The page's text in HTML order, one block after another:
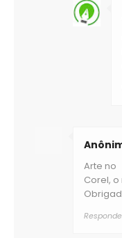
Arte no
Corel,